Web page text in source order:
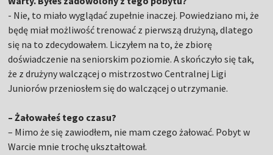
- Nie, to miało wyglądać zupełnie inaczej. Powiedziano mi, że
będę miał możliwość trenować z pierwszą drużyną, dlatego
się na to zdecydowałem. Liczyłem na to, że zbiorę
doświadczenie na seniorskim poziomie. A skończyło się tak,
że z drużyny walczącej o mistrzostwo Centralnej Ligi
Juniorów przeniosłem się do walczącej o utrzymanie.
– Żałowałeś tego czasu?
– Mimo że się zawiodłem, nie mam czego żałować. Pobyt w
Warcie mnie trochę ukształtował.